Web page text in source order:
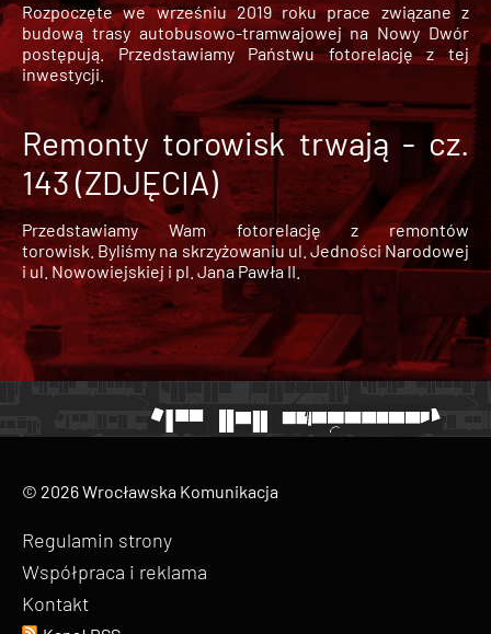
Rozpoczęte we wrześniu 2019 roku prace związane z
budową trasy autobusowo-tramwajowej na Nowy Dwór
postępują. Przedstawiamy Państwu fotorelację z tej
inwestycji.
Remonty torowisk trwają - cz.
143 (ZDJĘCIA)
Przedstawiamy Wam fotorelację z remontów
torowisk. Byliśmy na skrzyżowaniu ul. Jedności Narodowej
i ul. Nowowiejskiej i pl. Jana Pawła II.
© 2026 Wrocławska Komunikacja
Regulamin strony
Współpraca i reklama
Kontakt